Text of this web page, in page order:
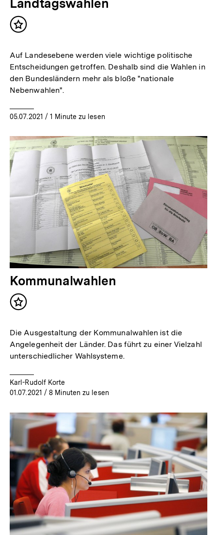
Inhalt
Auf Landesebene werden viele wichtige politische
Entscheidungen getroffen. Deshalb sind die Wahlen in
den Bundesländern mehr als bloße "nationale
Nebenwahlen".
05.07.2021 / 1 Minute zu lesen
Kommunalwahlen
Inhalt
Die Ausgestaltung der Kommunalwahlen ist die
Angelegenheit der Länder. Das führt zu einer Vielzahl
unterschiedlicher Wahlsysteme.
Karl-Rudolf Korte
01.07.2021 / 8 Minuten zu lesen